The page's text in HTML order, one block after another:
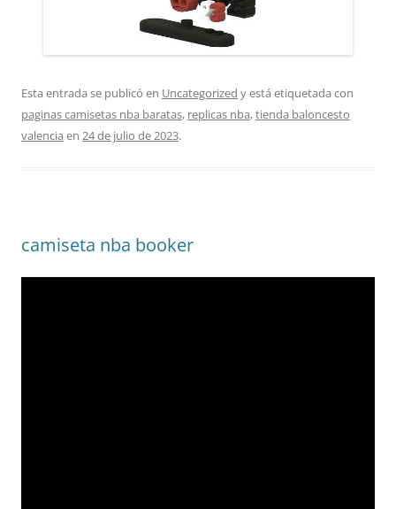
Esta entrada se publicó en Uncategorized y está etiquetada con
paginas camisetas nba baratas, replicas nba,tienda baloncesto
valencia en 24 de julio de 2023.
camiseta nba booker